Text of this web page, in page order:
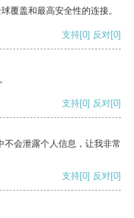
覆盖和最高安全性的连接。
支持[0] 反对[0]
支持[0] 反对[0]
不会泄露个人信息，让我非常
支持[0] 反对[0]